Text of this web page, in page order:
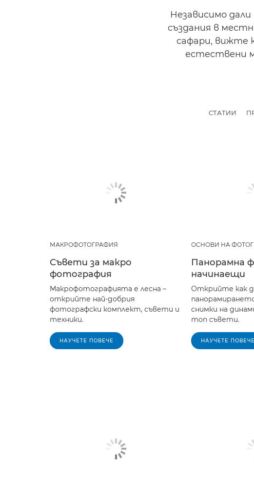
Независимо
създания в
сафари, вижте
естествени
СТАТИИ
МАКРОФОТОГРАФИЯ
Съвети за макро
фотография
Макрофотографията е лесна –
открийте най-добрия
фотографски комплект, съвети и
техники.
НАУЧЕТЕ ПОВЕЧЕ
ОСНОВИ НА
Панорамна
начинаещи
Открийте как
снимки на
топ съвети.
НАУЧЕТЕ ПОВЕЧЕ